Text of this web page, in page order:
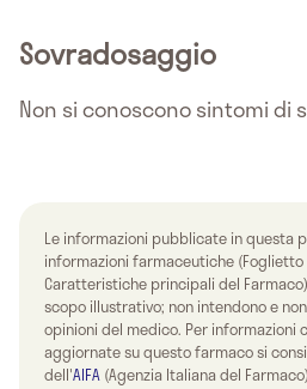
Sovradosaggio
Non si conoscono sintomi di
Le informazioni pubblicate in questa
informazioni farmaceutiche
Caratteristiche principali del
scopo illustrativo; non intendono e
opinioni del medico. Per informazioni
aggiornate su questo farmaco si
dell'AIFA (Agenzia Italiana del